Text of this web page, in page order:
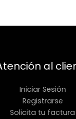
al
Iniciar Sesión
Registrarse
Solicita tu factura